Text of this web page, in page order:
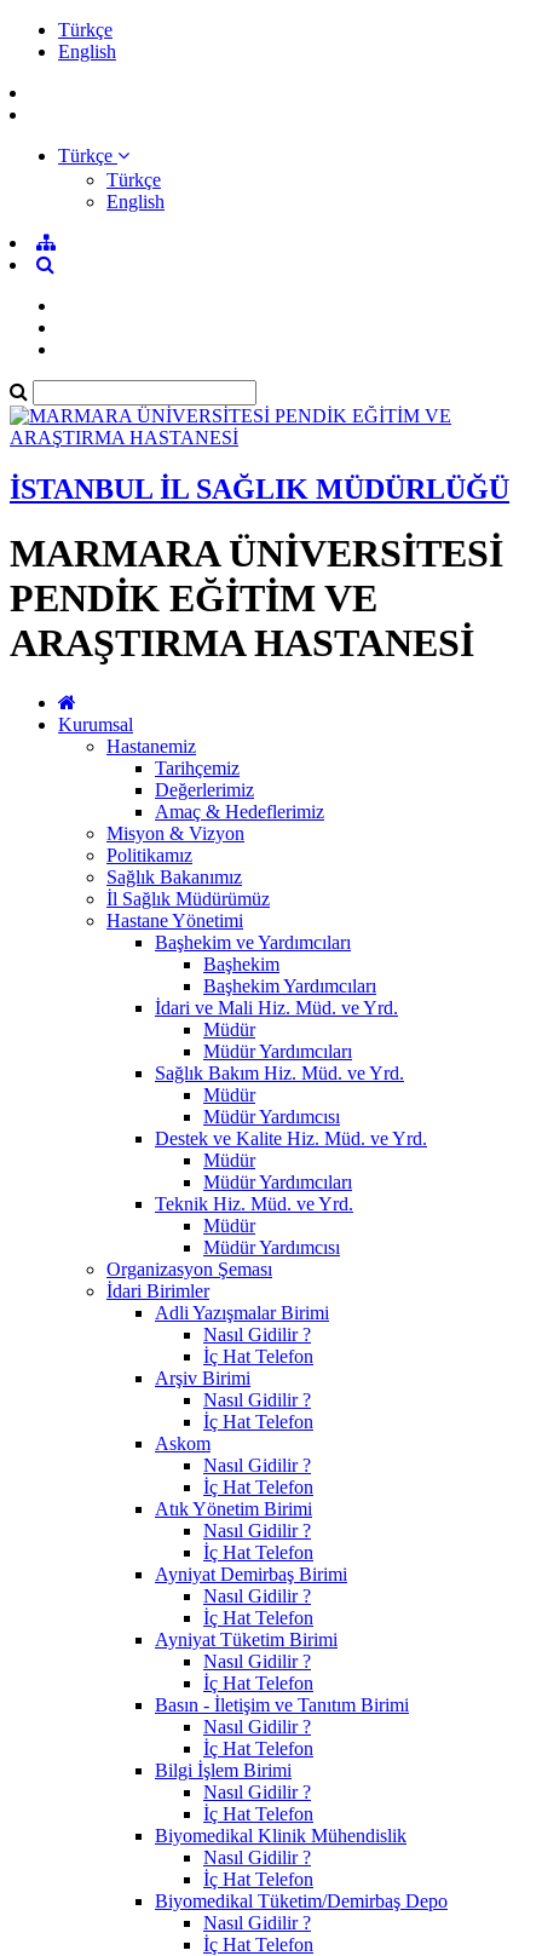
Türkçe
English
Türkçe
Türkçe
English
İSTANBUL İL SAĞLIK MÜDÜRLÜĞÜ
MARMARA ÜNİVERSİTESİ
PENDİK EĞİTİM VE
ARAŞTIRMA HASTANESİ
Kurumsal
Hastanemiz
Tarihçemiz
Değerlerimiz
Amaç & Hedeflerimiz
Misyon & Vizyon
Politikamız
Sağlık Bakanımız
İl Sağlık Müdürümüz
Hastane Yönetimi
Başhekim ve Yardımcıları
Başhekim
Başhekim Yardımcıları
İdari ve Mali Hiz. Müd. ve Yrd.
Müdür
Müdür Yardımcıları
Sağlık Bakım Hiz. Müd. ve Yrd.
Müdür
Müdür Yardımcısı
Destek ve Kalite Hiz. Müd. ve Yrd.
Müdür
Müdür Yardımcıları
Teknik Hiz. Müd. ve Yrd.
Müdür
Müdür Yardımcısı
Organizasyon Şeması
İdari Birimler
Adli Yazışmalar Birimi
Nasıl Gidilir ?
İç Hat Telefon
Arşiv Birimi
Nasıl Gidilir ?
İç Hat Telefon
Askom
Nasıl Gidilir ?
İç Hat Telefon
Atık Yönetim Birimi
Nasıl Gidilir ?
İç Hat Telefon
Ayniyat Demirbaş Birimi
Nasıl Gidilir ?
İç Hat Telefon
Ayniyat Tüketim Birimi
Nasıl Gidilir ?
İç Hat Telefon
Basın - İletişim ve Tanıtım Birimi
Nasıl Gidilir ?
İç Hat Telefon
Bilgi İşlem Birimi
Nasıl Gidilir ?
İç Hat Telefon
Biyomedikal Klinik Mühendislik
Nasıl Gidilir ?
İç Hat Telefon
Biyomedikal Tüketim/Demirbaş Depo
Nasıl Gidilir ?
İç Hat Telefon